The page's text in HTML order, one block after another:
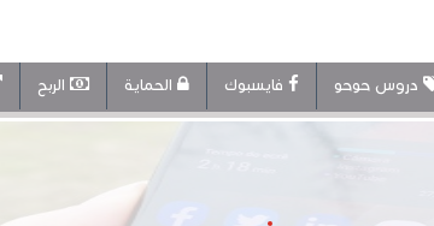
دروس حوحو فايسبوك الحماية الربح